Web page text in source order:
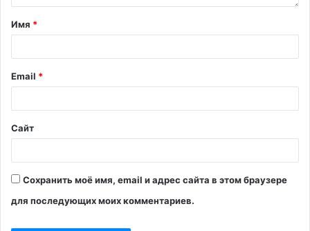
Имя *
Email *
Сайт
Сохранить моё имя, email и адрес сайта в этом браузере
для последующих моих комментариев.